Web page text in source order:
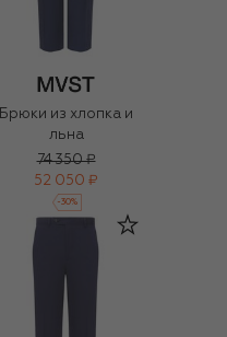
Брюки из хлопка и
льна
74 350 ₽
52 050 ₽
-30%